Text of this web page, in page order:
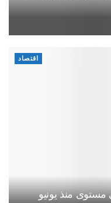
اقتصاد
منذ يونيو